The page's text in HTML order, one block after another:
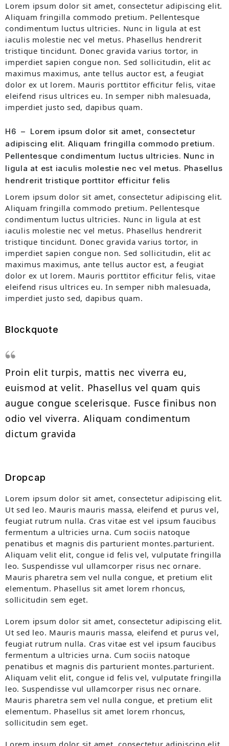
Lorem ipsum dolor sit amet, consectetur adipiscing elit.
Aliquam fringilla commodo pretium. Pellentesque
condimentum luctus ultricies. Nunc in ligula at est
iaculis molestie nec vel metus. Phasellus hendrerit
tristique tincidunt. Donec gravida varius tortor, in
imperdiet sapien congue non. Sed sollicitudin, elit ac
maximus maximus, ante tellus auctor est, a feugiat
dolor ex ut lorem. Mauris porttitor efficitur felis, vitae
eleifend risus ultrices eu. In semper nibh malesuada,
imperdiet justo sed, dapibus quam.
H6 – Lorem ipsum dolor sit amet, consectetur
adipiscing elit. Aliquam fringilla commodo pretium.
Pellentesque condimentum luctus ultricies. Nunc in
ligula at est iaculis molestie nec vel metus. Phasellus
hendrerit tristique porttitor efficitur felis
Lorem ipsum dolor sit amet, consectetur adipiscing elit.
Aliquam fringilla commodo pretium. Pellentesque
condimentum luctus ultricies. Nunc in ligula at est
iaculis molestie nec vel metus. Phasellus hendrerit
tristique tincidunt. Donec gravida varius tortor, in
imperdiet sapien congue non. Sed sollicitudin, elit ac
maximus maximus, ante tellus auctor est, a feugiat
dolor ex ut lorem. Mauris porttitor efficitur felis, vitae
eleifend risus ultrices eu. In semper nibh malesuada,
imperdiet justo sed, dapibus quam.
Blockquote
Proin elit turpis, mattis nec viverra eu,
euismod at velit. Phasellus vel quam quis
augue congue scelerisque. Fusce finibus non
odio vel viverra. Aliquam condimentum
dictum gravida
Dropcap
Lorem ipsum dolor sit amet, consectetur adipiscing elit.
Ut sed leo. Mauris mauris massa, eleifend et purus vel,
feugiat rutrum nulla. Cras vitae est vel ipsum faucibus
fermentum a ultricies urna. Cum sociis natoque
penatibus et magnis dis parturient montes.parturient.
Aliquam velit elit, congue id felis vel, vulputate fringilla
leo. Suspendisse vul ullamcorper risus nec ornare.
Mauris pharetra sem vel nulla congue, et pretium elit
elementum. Phasellus sit amet lorem rhoncus,
sollicitudin sem eget.
Lorem ipsum dolor sit amet, consectetur adipiscing elit.
Ut sed leo. Mauris mauris massa, eleifend et purus vel,
feugiat rutrum nulla. Cras vitae est vel ipsum faucibus
fermentum a ultricies urna. Cum sociis natoque
penatibus et magnis dis parturient montes.parturient.
Aliquam velit elit, congue id felis vel, vulputate fringilla
leo. Suspendisse vul ullamcorper risus nec ornare.
Mauris pharetra sem vel nulla congue, et pretium elit
elementum. Phasellus sit amet lorem rhoncus,
sollicitudin sem eget.
Lorem ipsum dolor sit amet, consectetur adipiscing elit.